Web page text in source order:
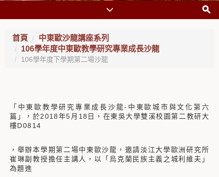
首頁
中東歐沙龍講座系列
106學年度中東歐教學研究專業成長沙龍
106學年度下學期第二場沙龍
「中東歐教學研究專業成長沙龍-中東歐城市與文化第六
篇」，於2018年5月18日，在東吳大學雙溪校園第二教研大
樓D0814
，舉辦本學期第二場中東歐沙龍，邀請淡江大學歐洲研究所
崔琳副教授擔任主講人，以「烏克蘭民族主義之城利維夫」
為題進